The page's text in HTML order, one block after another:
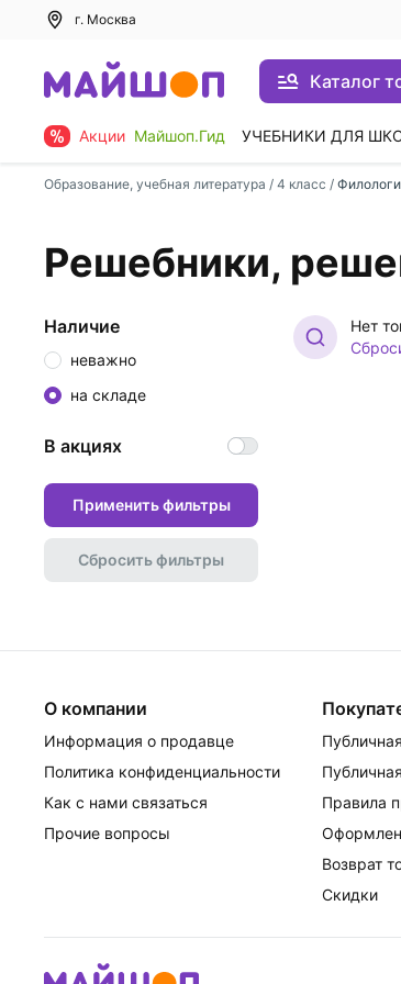
г. Москва
Каталог
Акции Майшоп.Гид УЧЕБНИКИ ДЛЯ
Образование, учебная литература / 4 класс /
Решебники,
Нет
Наличие
неважно
на складе
В акциях
Применить фильтры
Сбросить фильтры
О компании
Информация о продавце
Политика конфиденциальности
Как с нами связаться
Прочие вопросы
Правила
Возврат
Скидки